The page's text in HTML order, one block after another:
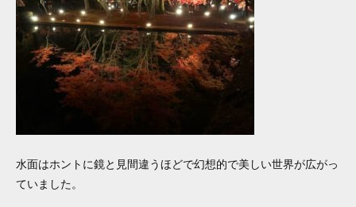
水面はホントに鏡と見間違うほどで幻想的で美しい世界が広がっ
ていました。